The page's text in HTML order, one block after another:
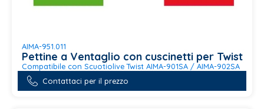
AIMA-951.011
Pettine a Ventaglio con cuscinetti per Twist
Compatibile con Scuotiolive Twist AIMA-901SA / AIMA-902SA
Contattaci per il prezzo